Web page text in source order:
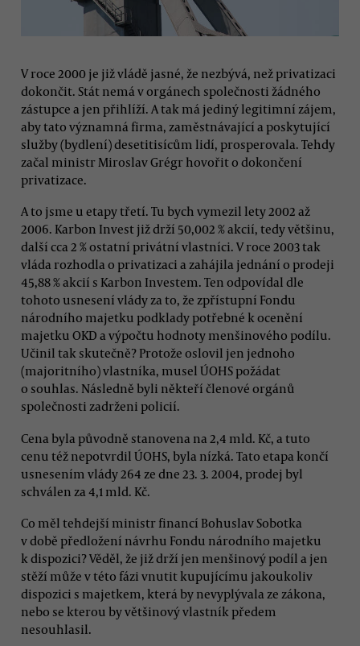
V roce 2000 je již vládě jasné, že nezbývá, než privatizaci
dokončit. Stát nemá v orgánech společnosti žádného
zástupce a jen přihlíží. A tak má jediný legitimní zájem,
aby tato významná firma, zaměstnávající a poskytující
služby (bydlení) desetitisícům lidí, prosperovala. Tehdy
začal ministr Miroslav Grégr hovořit o dokončení
privatizace.
A to jsme u etapy třetí. Tu bych vymezil lety 2002 až
2006. Karbon Invest již drží 50,002 % akcií, tedy většinu,
další cca 2 % ostatní privátní vlastníci. V roce 2003 tak
vláda rozhodla o privatizaci a zahájila jednání o prodeji
45,88 % akcií s Karbon Investem. Ten odpovídal dle
tohoto usnesení vlády za to, že zpřístupní Fondu
národního majetku podklady potřebné k ocenění
majetku OKD a výpočtu hodnoty menšinového podílu.
Učinil tak skutečně? Protože oslovil jen jednoho
(majoritního) vlastníka, musel ÚOHS požádat
o souhlas. Následně byli někteří členové orgánů
společnosti zadrženi policií.
Cena byla původně stanovena na 2,4 mld. Kč, a tuto
cenu též nepotvrdil ÚOHS, byla nízká. Tato etapa končí
usnesením vlády 264 ze dne 23. 3. 2004, prodej byl
schválen za 4,1 mld. Kč.
Co měl tehdejší ministr financí Bohuslav Sobotka
v době předložení návrhu Fondu národního majetku
k dispozici? Věděl, že již drží jen menšinový podíl a jen
stěží může v této fázi vnutit kupujícímu jakoukoliv
dispozici s majetkem, která by nevyplývala ze zákona,
nebo se kterou by většinový vlastník předem
nesouhlasil.